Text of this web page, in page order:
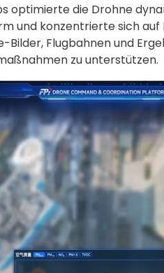
optimierte die Drohne
und konzentrierte sich
Bilder, Flugbahnen und
zu unterstützen.